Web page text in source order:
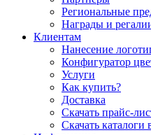
Региональные
Награды и
Клиентам
Нанесение
Конфигуратор
Услуги
Как купить?
Доставка
Скачать прайс-
Скачать каталоги